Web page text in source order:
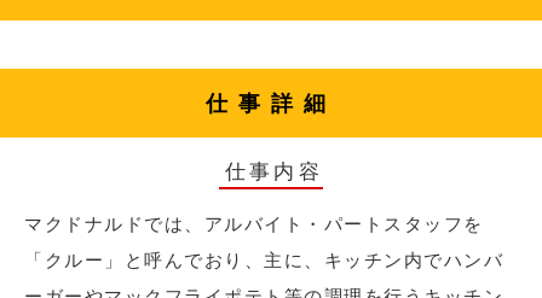
仕事詳細
仕事内容
マクドナルドでは、アルバイト・パートスタッフを
「クルー」と呼んでおり、主に、キッチン内でハンバ